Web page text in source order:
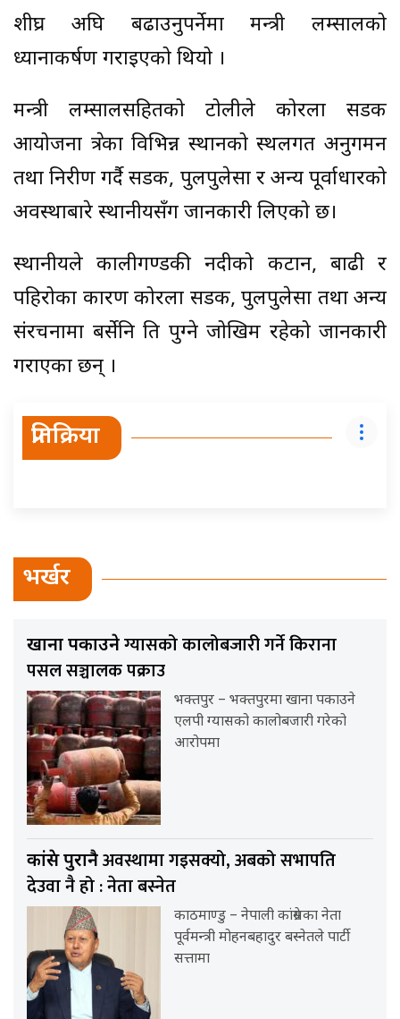
शीघ्र अघि बढाउनुपर्नेमा मन्त्री लम्सालको
ध्यानाकर्षण गराइएको थियो ।
मन्त्री लम्सालसहितको टोलीले कोरला सडक
आयोजना क्षेत्रका विभिन्न स्थानको स्थलगत अनुगमन
तथा निरीक्षण गर्दै सडक, पुलपुलेसा र अन्य पूर्वाधारको
अवस्थाबारे स्थानीयसँग जानकारी लिएको छ।
स्थानीयले कालीगण्डकी नदीको कटान, बाढी र
पहिरोका कारण कोरला सडक, पुलपुलेसा तथा अन्य
संरचनामा बर्सेनि क्षति पुग्ने जोखिम रहेको जानकारी
गराएका छन् ।
प्रतिक्रिया
भर्खर
खाना पकाउनेग्यासको कालोबजारी गर्ने किराना
पसल सञ्चालक पक्राउ
भक्तपुर – भक्तपुरमा खाना पकाउने
एलपी ग्यासको कालोबजारी गरेको
आरोपमा
कांग्रेस पुरानैअवस्थामा गइसक्यो, अबको सभापति
देउवा नै हो : नेता बस्नेत
काठमाण्डु – नेपाली कांग्रेसका नेता
पूर्वमन्त्री मोहनबहादुर बस्नेतले पार्टी
सत्तामा